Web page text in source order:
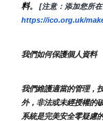
料。
[注意：添加您所
https://ico.org.uk/
我們如何保護個人資料
我們維護適當的管理，
外，非法或未經授權的
系統是完美安全零疑慮